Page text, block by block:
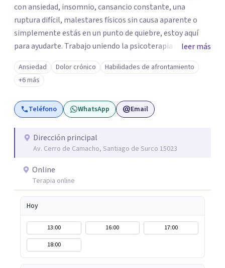
con ansiedad, insomnio, cansancio constante, una
ruptura difícil, malestares físicos sin causa aparente o
simplemente estás en un punto de quiebre, estoy aquí
para ayudarte. Trabajo uniendo la psicoterapia con el
conocimiento del sistema inmune, hormonal y nervioso,
para ir más allá del síntoma y descubrir qué hay detrás.
Mis sesiones son un espacio seguro, empático y sin
juicios, donde tu historia tiene un lugar y tu
transformación es posible. Si estás listo para priorizarte
bienestar, será un honor acompañarte. Agenda tu
primera sesión y empecemos juntos este viaje.
leer más
Ansiedad Dolor crónico
Habilidades de afrontamiento
+6 más
Teléfono WhatsApp Email
Dirección principal
Av. Cerro de Camacho, Santiago de Surco 15023
Online
Terapia online
Hoy
13:00 16:00
17:00
18:00